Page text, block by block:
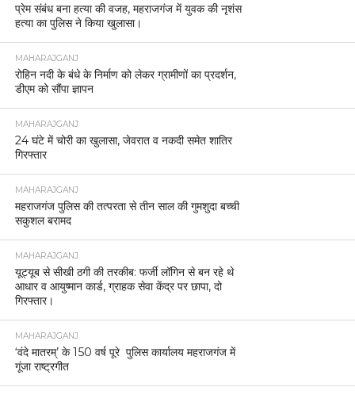
प्रेम संबंध बना हत्या की वजह, महराजगंज में युवक की नृशंस
हत्या का पुलिस ने किया खुलासा।
MAHARAJGANJ
रोहिन नदी के बंधे के निर्माण को लेकर ग्रामीणों का प्रदर्शन,
डीएम को सौंपा ज्ञापन
MAHARAJGANJ
24 घंटे में चोरी का खुलासा, जेवरात व नकदी समेत शातिर
गिरफ्तार
MAHARAJGANJ
महराजगंज पुलिस की तत्परता से तीन साल की गुमशुदा बच्ची
सकुशल बरामद
MAHARAJGANJ
यूट्यूब से सीखी ठगी की तरकीब: फर्जी लॉगिन से बन रहे थे
आधार व आयुष्मान कार्ड, ग्राहक सेवा केंद्र पर छापा, दो
गिरफ्तार।
MAHARAJGANJ
‘वंदे मातरम्’ के 150 वर्ष पूरे पुलिस कार्यालय महराजगंज में
गूंजा राष्ट्रगीत